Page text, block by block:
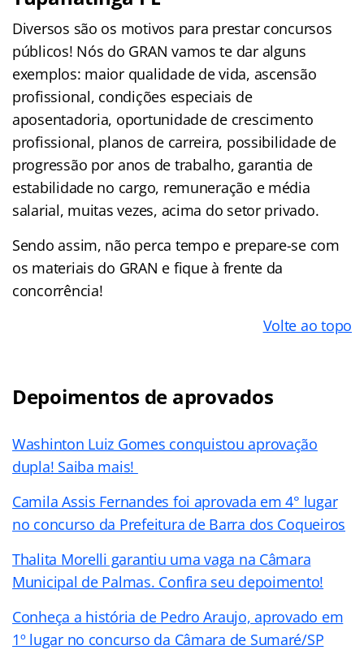
Diversos são os motivos para prestar concursos
públicos! Nós do GRAN vamos te dar alguns
exemplos: maior qualidade de vida, ascensão
profissional, condições especiais de
aposentadoria, oportunidade de crescimento
profissional, planos de carreira, possibilidade de
progressão por anos de trabalho, garantia de
estabilidade no cargo, remuneração e média
salarial, muitas vezes, acima do setor privado.
Sendo assim, não perca tempo e prepare-se com
os materiais do GRAN e fique à frente da
concorrência!
Volte ao topo
Depoimentos de aprovados
Washinton Luiz Gomes conquistou aprovação
dupla! Saiba mais!
Camila Assis Fernandes foi aprovada em 4° lugar
no concurso da Prefeitura de Barra dos Coqueiros
Thalita Morelli garantiu uma vaga na Câmara
Municipal de Palmas. Confira seu depoimento!
Conheça a história de Pedro Araujo, aprovado em
1º lugar no concurso da Câmara de Sumaré/SP